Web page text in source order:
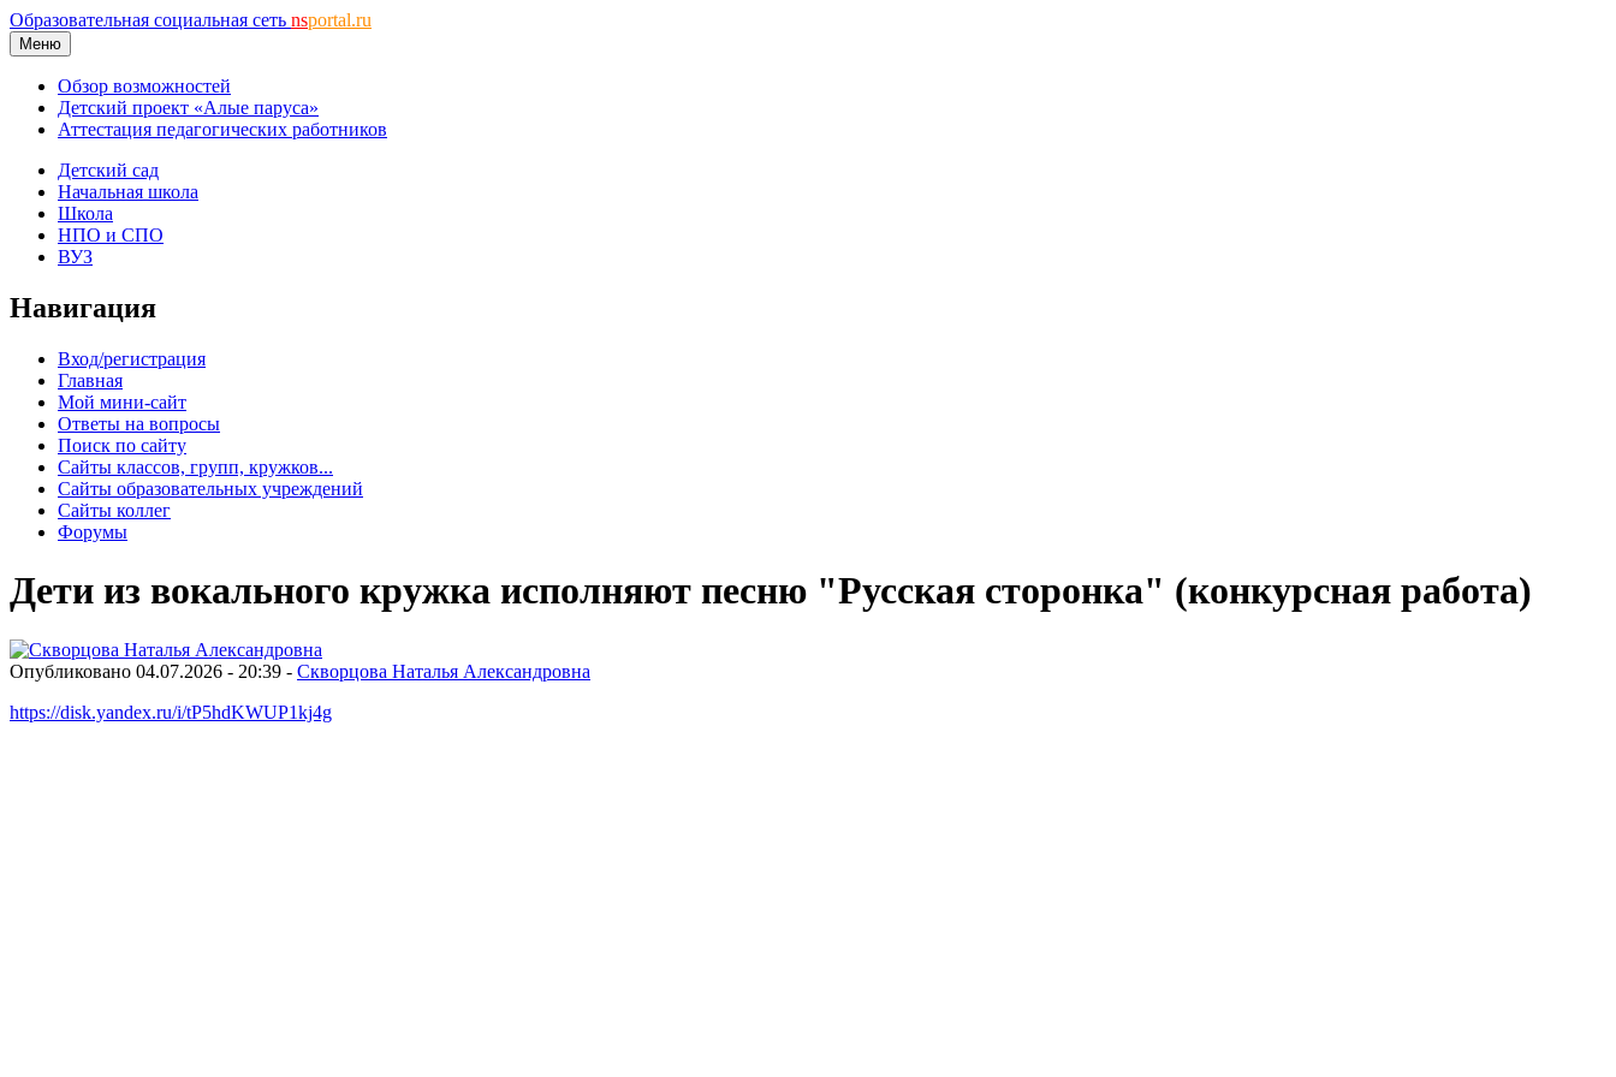
Образовательная социальная сеть nsportal.ru
Меню
Обзор возможностей
Детский проект «Алые паруса»
Аттестация педагогических работников
Детский сад
Начальная школа
Школа
НПО и СПО
ВУЗ
Навигация
Вход/регистрация
Главная
Мой мини-сайт
Ответы на вопросы
Поиск по сайту
Сайты классов, групп, кружков...
Сайты образовательных учреждений
Сайты коллег
Форумы
Дети из вокального кружка исполняют песню "Русская сторонка" (конкурсная работа)
Опубликовано 04.07.2026 - 20:39 - Скворцова Наталья Александровна
https://disk.yandex.ru/i/tP5hdKWUP1kj4g